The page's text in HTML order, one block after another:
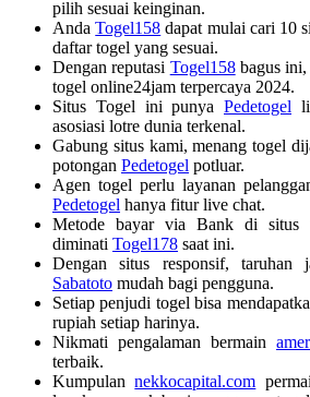
pilih sesuai keinginan.
AndaTogel158 dapat mulai cari 10
daftar togel yang sesuai.
Dengan reputasi Togel158bagus ini,
togel online24jam terpercaya 2024.
Situs Togel ini punya Pedetogel
asosiasi lotre dunia terkenal.
Gabung situs kami, menang togel
potongan Pedetogel potluar.
Agen togel perlu layanan
Pedetogel hanya fitur live chat.
Metode bayar via Bank di situs
diminati Togel178 saat ini.
Dengan situs responsif, taruhan
Sabatoto mudah bagi pengguna.
Setiap penjudi togel bisa
rupiah setiap harinya.
Nikmati pengalaman bermain
terbaik.
Kumpulannekkocapital.com